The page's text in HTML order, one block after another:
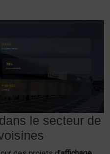
le secteur de